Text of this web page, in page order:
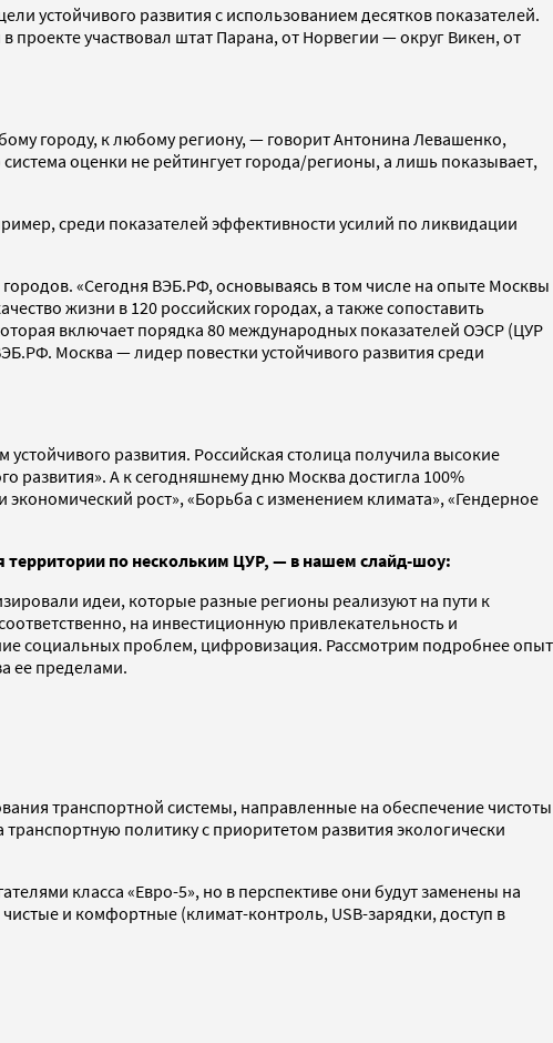
устойчивого развития с использованием десятков показателей.
участвовал штат Парана, от Норвегии — округ Викен, от
городу, к любому региону, — говорит Антонина Левашенко,
оценки не рейтингует города/регионы, а лишь показывает,
среди показателей эффективности усилий по ликвидации
«Сегодня ВЭБ.РФ, основываясь в том числе на опыте Москвы
жизни в 120 российских городах, а также сопоставить
включает порядка 80 международных показателей ОЭСР (ЦУР
Москва — лидер повестки устойчивого развития среди
развития. Российская столица получила высокие
развития». А к сегодняшнему дню Москва достигла 100%
рост», «Борьба с изменением климата», «Гендерное
по нескольким ЦУР, — в нашем слайд-шоу:
идеи, которые разные регионы реализуют на пути к
на инвестиционную привлекательность и
социальных проблем, цифровизация. Рассмотрим подробнее опыт
ее пределами.
транспортной системы, направленные на обеспечение чистоты
политику с приоритетом развития экологически
класса «Евро-5», но в перспективе они будут заменены на
и комфортные (климат-контроль, USB-зарядки, доступ в